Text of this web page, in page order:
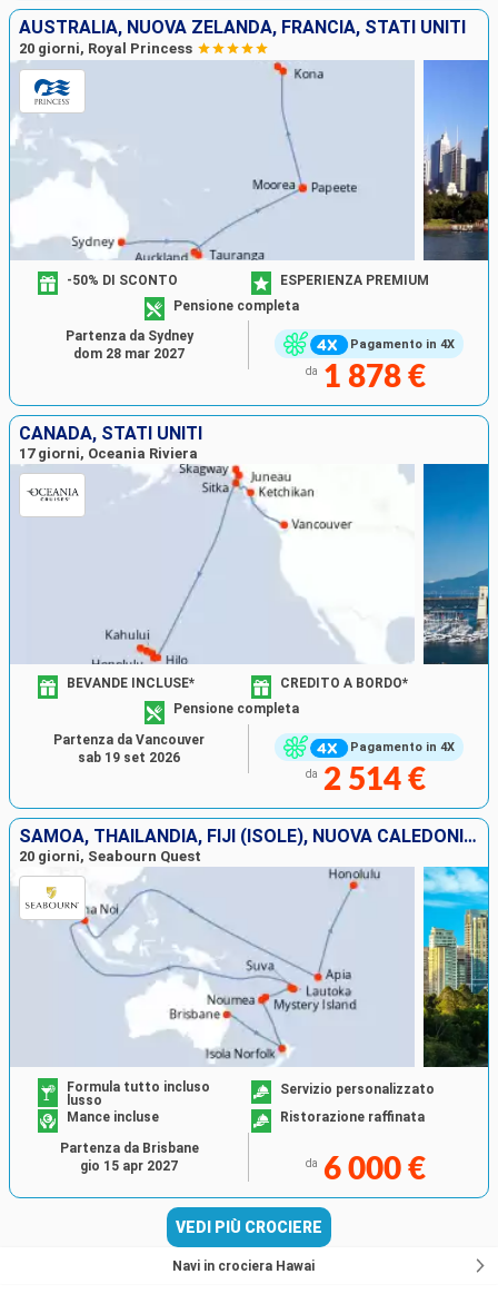
AUSTRALIA, NUOVA ZELANDA, FRANCIA, STATI UNITI
20 giorni, Royal Princess
Pagamento in 4X
-50% DI SCONTO
ESPERIENZA PREMIUM
Pensione completa
da 1 878 €
Partenza da Sydney
dom 28 mar 2027
CANADA, STATI UNITI
17 giorni, Oceania Riviera
Pagamento in 4X
BEVANDE INCLUSE*
CREDITO A BORDO*
Pensione completa
da 2 514 €
Partenza da Vancouver
sab 19 set 2026
SAMOA, THAILANDIA, FIJI (ISOLE), NUOVA CALEDONIA, NUOVA ZELANDA, VANUATU, STATI UNITI, AUSTRALIA
20 giorni, Seabourn Quest
Formula tutto incluso
lusso
Servizio personalizzato
Mance incluse
Ristorazione raffinata
da 6 000 €
Partenza da Brisbane
gio 15 apr 2027
VEDI PIÙ CROCIERE
Navi in crociera Hawai